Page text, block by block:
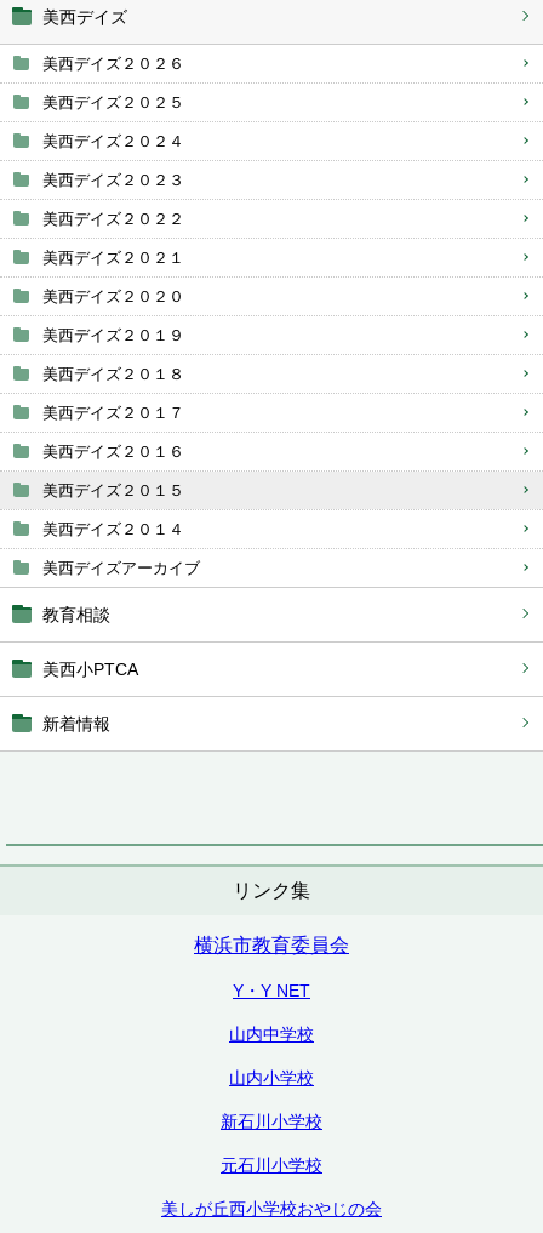
美西デイズ
美西デイズ２０２６
美西デイズ２０２５
美西デイズ２０２４
美西デイズ２０２３
美西デイズ２０２２
美西デイズ２０２１
美西デイズ２０２０
美西デイズ２０１９
美西デイズ２０１８
美西デイズ２０１７
美西デイズ２０１６
美西デイズ２０１５
美西デイズ２０１４
美西デイズアーカイブ
教育相談
美西小PTCA
新着情報
リンク集
横浜市教育委員会
Y・Y NET
山内中学校
山内小学校
新石川小学校
元石川小学校
美しが丘西小学校おやじの会